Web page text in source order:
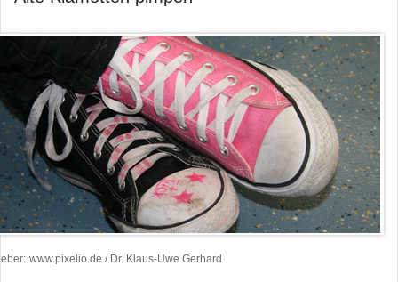
www.pixelio.de / Dr. Klaus-Uwe Gerhard